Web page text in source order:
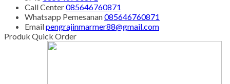
Senin - Juma'at : 08.00 s/d 21.00
Sabtu - Minggu : 08.00 s/d 16.00
Tgl Merah : Libur